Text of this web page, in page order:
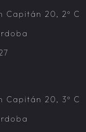
Capitán 20, 2º C
Capitán 20, 3º C